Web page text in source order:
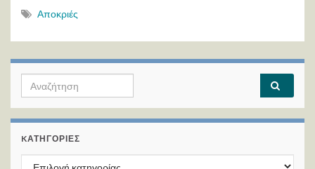
Αποκριές
Search for:
KΑΤΗΓΟΡΊΕΣ
Kατηγορίες